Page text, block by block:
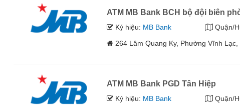
ATM MB Bank BCH bộ đội biên
Ký hiệu: MB Bank Quận/
264 Lâm Quang Ky, Phường Vĩnh
ATM MB Bank PGD Tân Hiệp
Ký hiệu: MB Bank Quận/